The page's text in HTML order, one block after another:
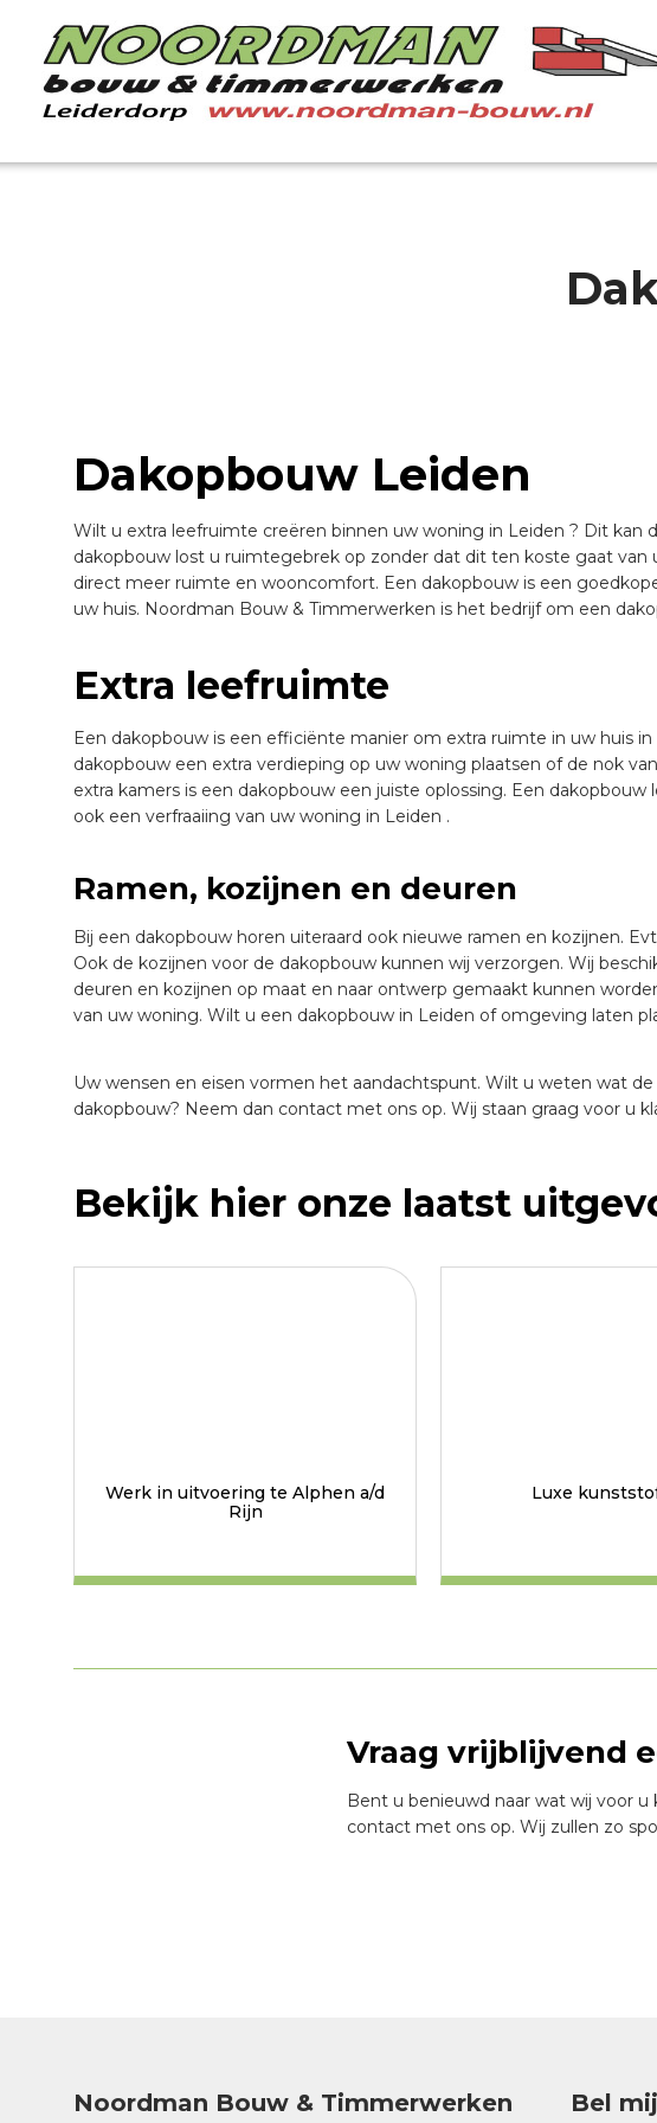
Dakopbouw Leiden
Wilt u extra leefruimte creëren binnen uw woning in Leiden ? Dit kan
dakopbouw lost u ruimtegebrek op zonder dat dit ten koste gaat van
direct meer ruimte en wooncomfort. Een dakopbouw is een
uw huis. Noordman Bouw & Timmerwerken is het bedrijf om een
Extra leefruimte
Een dakopbouw is een efficiënte manier om extra ruimte in uw huis
dakopbouw een extra verdieping op uw woning plaatsen of de nok
extra kamers is een dakopbouw een juiste oplossing. Een
ook een verfraaiing van uw woning in Leiden .
Ramen, kozijnen en deuren
Bij een dakopbouw horen uiteraard ook nieuwe ramen en kozijnen.
Ook de kozijnen voor de dakopbouw kunnen wij verzorgen. Wij
deuren en kozijnen op maat en naar ontwerp gemaakt kunnen
van uw woning. Wilt u een dakopbouw in Leiden of omgeving laten
Uw wensen en eisen vormen het aandachtspunt. Wilt u weten wat
dakopbouw? Neem dan contact met ons op. Wij staan graag voor u
Bekijk hier onze laatst
Werk in uitvoering te Alphen a/d
Rijn
Luxe
Vraag vrijblijvend
Bent u benieuwd naar wat wij voor
contact met ons op. Wij zullen zo
Noordman Bouw & Timmerwerken Bel